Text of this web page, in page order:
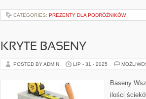
CATEGORIES: PREZENTY DLA PODRÓŻNIKÓW
KRYTE BASENY
POSTED BY ADMIN LIP - 31 - 2025
Baseny
ilości